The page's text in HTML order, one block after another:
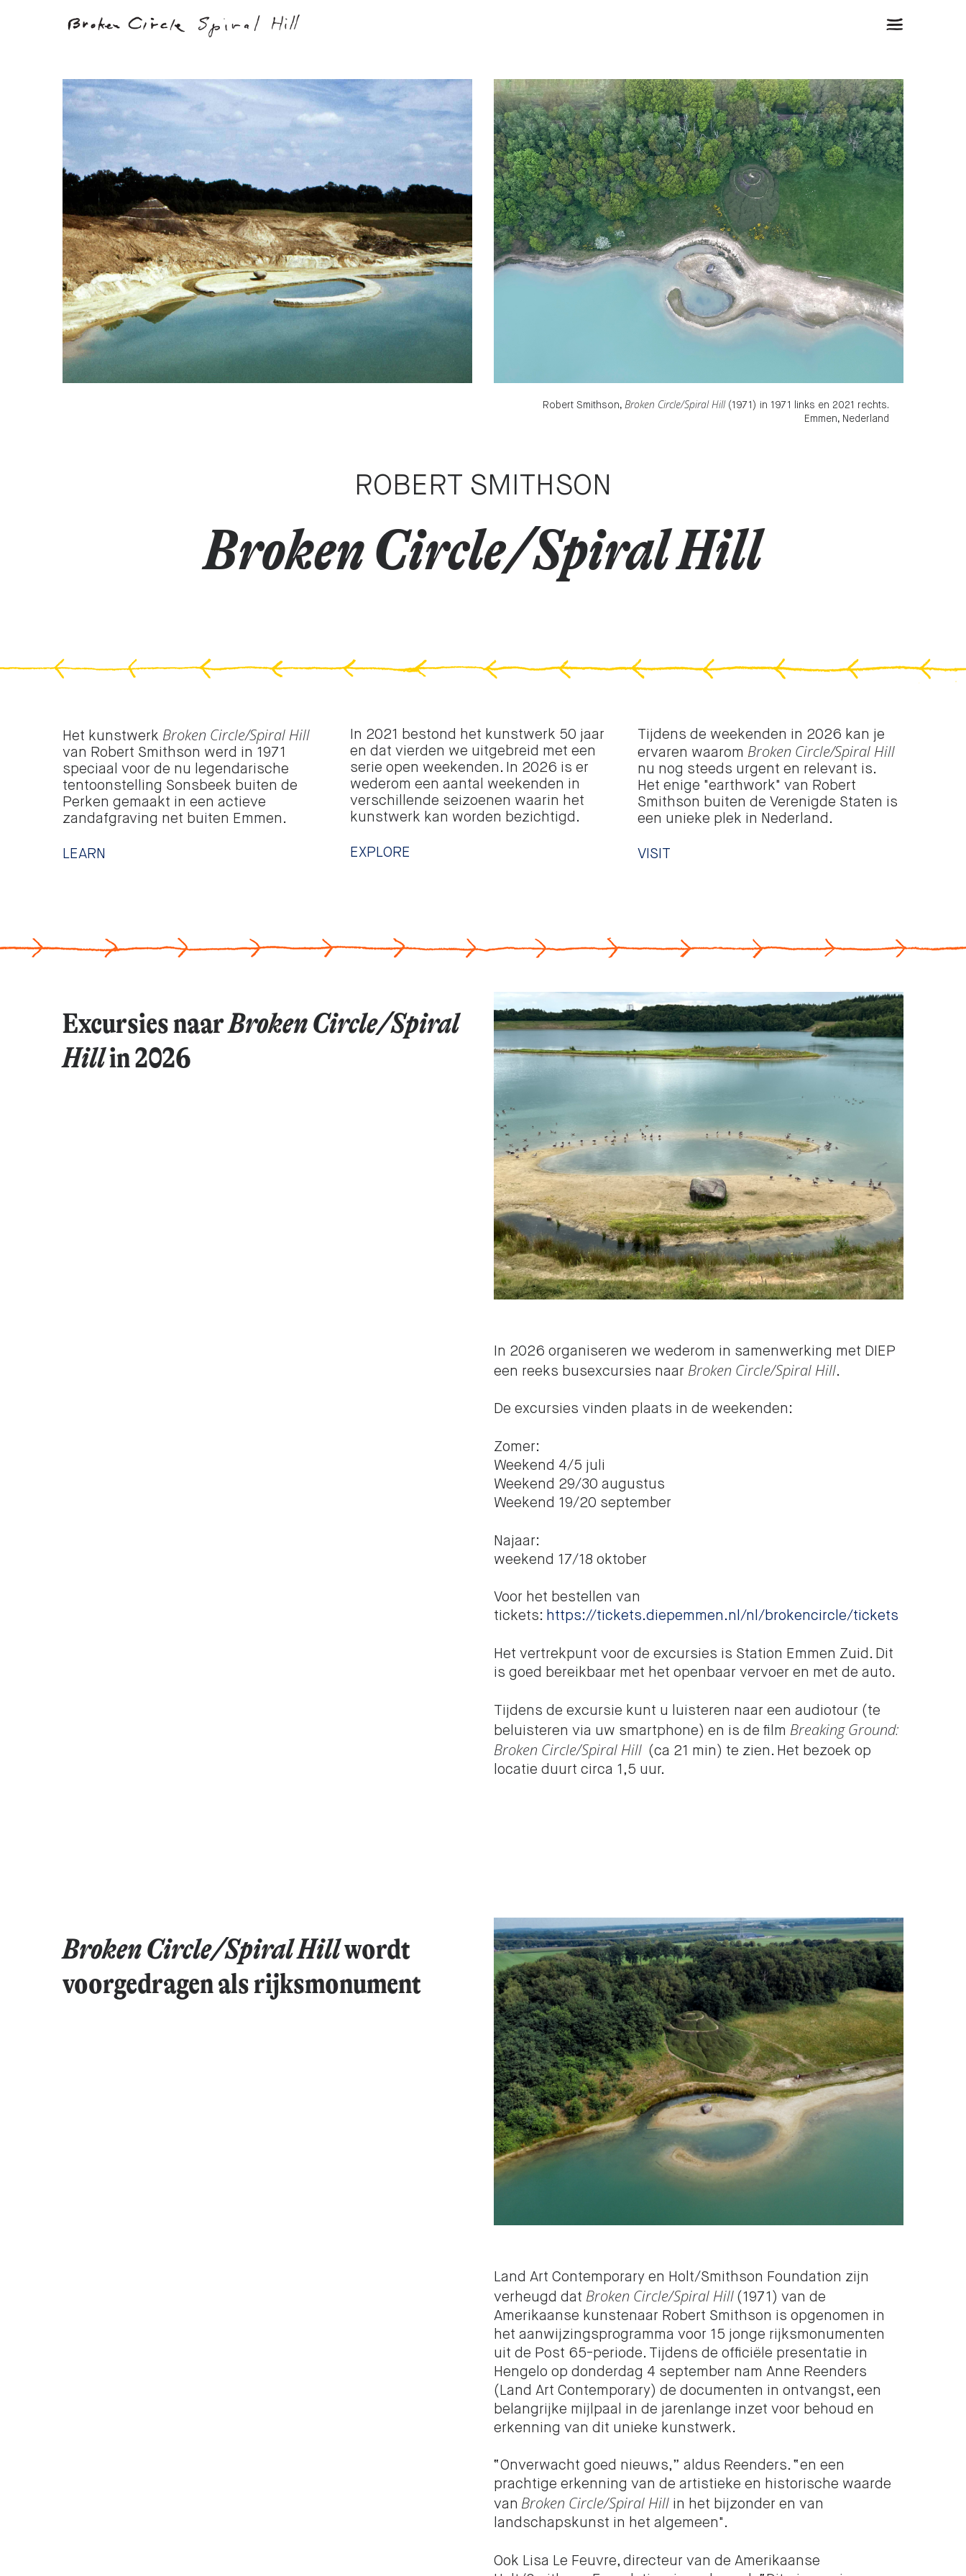
Robert Smithson, Broken Circle/Spiral Hill (1971) in 1971 links en 2021 rechts.
Emmen, Nederland
ROBERT SMITHSON
Broken Circle/Spiral Hill
Het kunstwerk Broken Circle/Spiral Hill
van Robert Smithson werd in 1971
speciaal voor de nu legendarische
tentoonstelling Sonsbeek buiten de
Perken gemaakt in een actieve
zandafgraving net buiten Emmen.
LEARN
In 2021 bestond het kunstwerk 50 jaar
en dat vierden we uitgebreid met een
serie open weekenden. In 2026 is er
wederom een aantal weekenden in
verschillende seizoenen waarin het
kunstwerk kan worden bezichtigd.
EXPLORE
Tijdens de weekenden in 2026 kan je
ervaren waarom Broken Circle/Spiral Hill
nu nog steeds urgent en relevant is.
Het enige "earthwork" van Robert
Smithson buiten de Verenigde Staten is
een unieke plek in Nederland.
VISIT
Excursies naarBroken Circle/Spiral
Hillin 2026
In 2026 organiseren we wederom in samenwerking met DIEP
een reeks busexcursies naar Broken Circle/Spiral Hill.
De excursies vinden plaats in de weekenden:
Zomer:
Weekend 4/5 juli
Weekend 29/30 augustus
Weekend 19/20 september
Najaar:
weekend 17/18 oktober
Voor het bestellen van
tickets: https://tickets.diepemmen.nl/nl/brokencircle/tickets
Het vertrekpunt voor de excursies is Station Emmen Zuid. Dit
is goed bereikbaar met het openbaar vervoer en met de auto.
Tijdens de excursie kunt u luisteren naar een audiotour (te
beluisteren via uw smartphone) en is de film Breaking Ground:
Broken Circle/Spiral Hill(ca 21 min) te zien. Het bezoek op
locatie duurt circa 1,5 uur.
Broken Circle/Spiral Hillwordt
voorgedragen als rijksmonument
Land Art Contemporary en Holt/Smithson Foundation zijn
verheugd dat Broken Circle/Spiral Hill(1971) van de
Amerikaanse kunstenaar Robert Smithson is opgenomen in
het aanwijzingsprogramma voor 15 jonge rijksmonumenten
uit de Post 65-periode. Tijdens de officiële presentatie in
Hengelo op donderdag 4 september nam Anne Reenders
(Land Art Contemporary) de documenten in ontvangst, een
belangrijke mijlpaal in de jarenlange inzet voor behoud en
erkenning van dit unieke kunstwerk.
“Onverwacht goed nieuws,” aldus Reenders. “en een
prachtige erkenning van de artistieke en historische waarde
van Broken Circle/Spiral Hillin het bijzonder en van
landschapskunst in het algemeen".
Ook Lisa Le Feuvre, directeur van de Amerikaanse